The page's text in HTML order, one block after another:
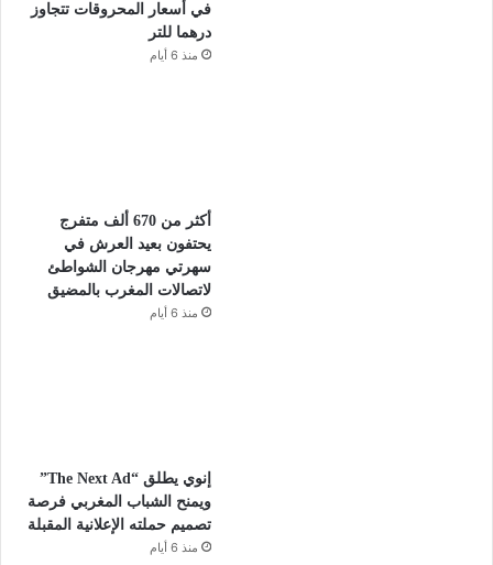
في أسعار المحروقات تتجاوز
درهما للتر
منذ 6 أيام
أكثر من 670 ألف متفرج
يحتفون بعيد العرش في
سهرتي مهرجان الشواطئ
لاتصالات المغرب بالمضيق
منذ 6 أيام
إنوي يطلق “The Next Ad”
ويمنح الشباب المغربي فرصة
تصميم حملته الإعلانية المقبلة
منذ 6 أيام